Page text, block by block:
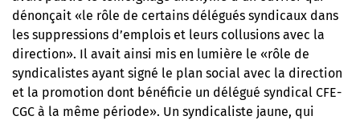
dénonçait «le rôle de certains délégués syndicaux dans
les suppressions d’emplois et leurs collusions avec la
direction». Il avait ainsi mis en lumière le «rôle de
syndicalistes ayant signé le plan social avec la direction
et la promotion dont bénéficie un délégué syndical CFE-
CGC à la même période». Un syndicaliste jaune, qui